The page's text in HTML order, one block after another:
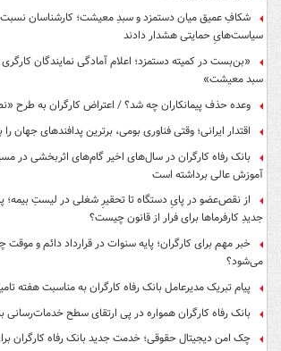
شکافِ عمیق میان دستمزد و سبدِ معیشت؛ کارشناسان نسبت
سیاست‌هایِ حمایتی هشدار دادند
«بن‌بست در کمیته دستمزد؛ اعلام آمادگی نمایندگان
سبد معیشت»
وعده حذف پیمانکاران چه شد؟ / اعتراض کارگران به طرح
اقتدار ایرانی؛ وقتی فناوری بومی، برترین پدافندهای جهان را
بانک رفاه کارگران در سال‌های اخیر گام‌های اثربخشی در
آموزش عالی برداشته است
از نقص‌عضو در پایِ دستگاه تا تحقیرِ شغلی در لیستِ بیمه؛
جدیدِ کارفرماها برای فرار از قانون چیست؟
خبر مهم برای کارگران؛ پایه سنوات در قرارداد دائم و موقت
می‌شود؟
پیام تبریک مدیرعامل بانک رفاه کارگران به مناسبت هفته
بانک رفاه کارگران همواره در پی ارتقای سطح
چک امن دیجیتال حقوقی؛ خدمت جدید بانک رفاه کارگران